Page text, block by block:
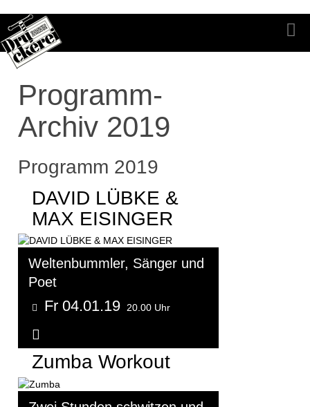
Programm-
Archiv 2019
Programm 2019
DAVID LÜBKE &
MAX EISINGER
Weltenbummler, Sänger und
Poet
Fr 04.01.19 20.00 Uhr
Zumba Workout